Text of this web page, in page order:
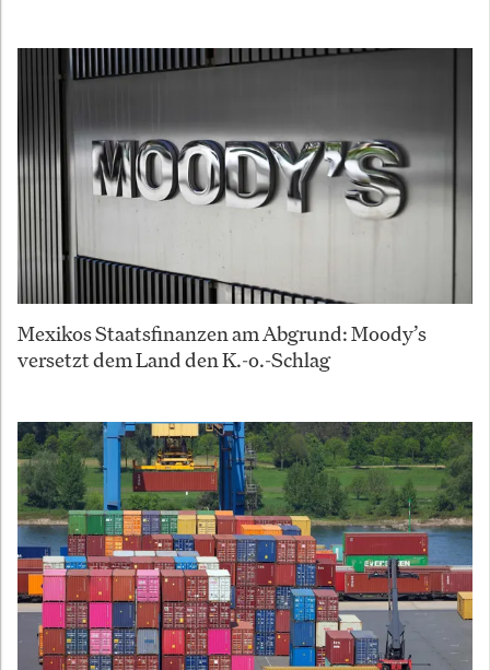
Mexikos Staatsfinanzen am Abgrund: Moody’s
versetzt dem Land den K.-o.-Schlag